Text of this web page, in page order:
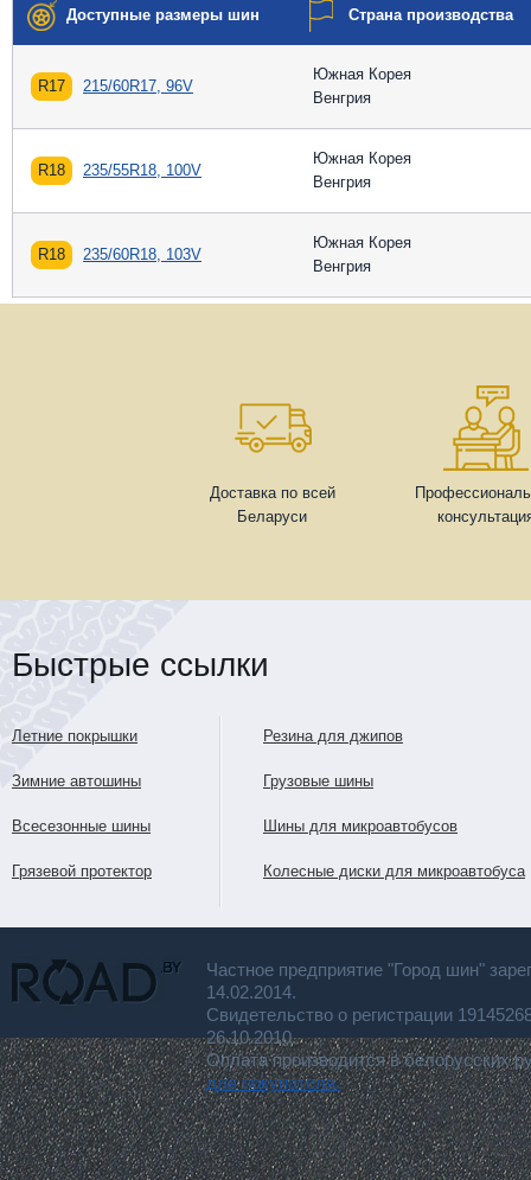
Доступные размеры шин Страна производства
R17 215/60R17, 96V
Южная Корея
Венгрия
R18 235/55R18, 100V
Южная Корея
Венгрия
R18 235/60R18, 103V
Южная Корея
Венгрия
Доставка по всей
Беларуси
Быстрые ссылки
Летние покрышки
Зимние автошины
Всесезонные шины
Грязевой протектор
Резина для джипов
Грузовые шины
Шины для микроавтобусов
Колесные диски для микроавтобуса
Частное предприятие "Город шин"
14.02.2014.
Свидетельство о регистрации
26.10.2010.
Оплата производится в белорусских
для покупателя.